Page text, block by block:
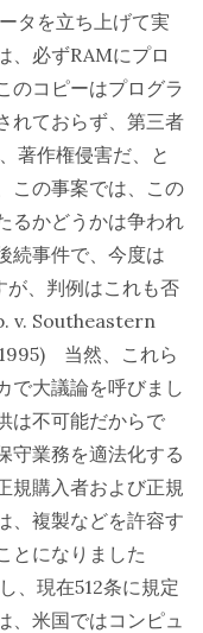
タを立ち上げて実
、必ずRAMにプロ
のコピーはプログラ
れておらず、第三者
著作権侵害だ、と
この事案では、この
るかどうかは争われ
続事件で、今度は
、判例はこれも否
v. Southeastern
当然、これら
で大議論を呼びまし
は不可能だからで
守業務を適法化する
規購入者および正規
、複製などを許容す
とになりました
、現在512条に規定
、米国ではコンピュ